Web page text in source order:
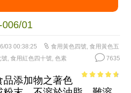
01
03 00:38:25 食用黃色四號 食用黃色五
號 食用紅色四十號 色素 7635
品添加物之著色